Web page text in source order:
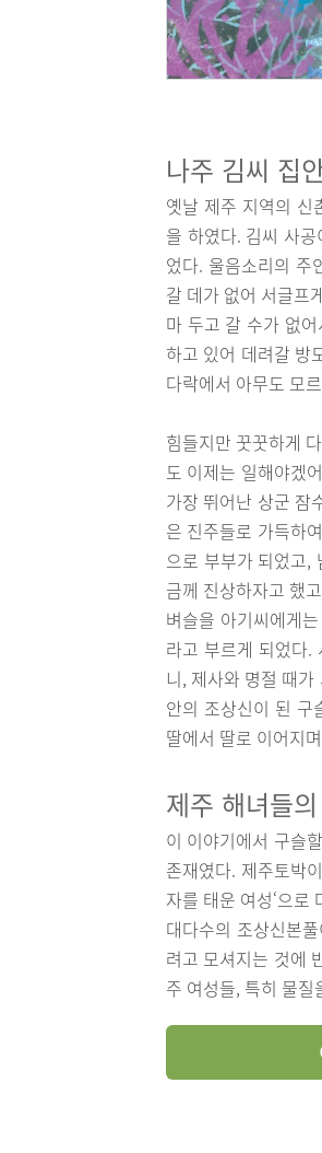
나주 김씨 집
옛날 제주 지역의 신
을 하였다. 김씨 사
었다. 울음소리의 주
갈 데가 없어 서글프
마 두고 갈 수가 없
하고 있어 데려갈 방
다락에서 아무도 모
힘들지만 꿋꿋하게
도 이제는 일해야겠
가장 뛰어난 상군 잠
은 진주들로 가득하
으로 부부가 되었고,
금께 진상하자고 했
벼슬을 아기씨에게
라고 부르게 되었다.
니, 제사와 명절 때
안의 조상신이 된 구
딸에서 딸로 이어지
제주 해녀들
이 이야기에서 구슬
존재였다. 제주토박
자를 태운 여성‘으
대다수의 조상신본
려고 모셔지는 것에
주 여성들, 특히 물